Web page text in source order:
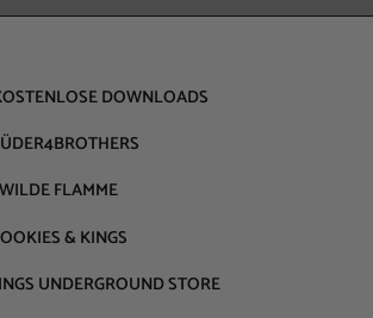
DOWNLOADS
WILDE FLAMME
& KINGS
UNDERGROUND STORE